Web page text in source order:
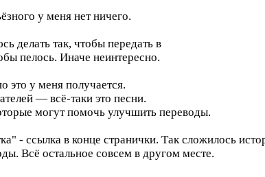
у меня нет ничего.
делать так, чтобы передать в
пелось. Иначе неинтересно.
это у меня получается.
— всё-таки это песни.
могут помочь улучшить переводы.
- ссылка в конце странички. Так сложилось
Всё остальное совсем в другом месте.